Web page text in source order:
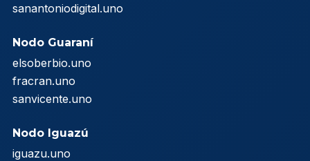
sanantoniodigital.uno
Nodo Guaraní
elsoberbio.uno
fracran.uno
sanvicente.uno
Nodo Iguazú
iguazu.uno